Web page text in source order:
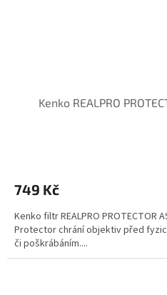
Kenko REALPRO
749 Kč
Kenko filtr REALPRO PROTECTOR
Protector chrání objektiv před
či poškrábáním....